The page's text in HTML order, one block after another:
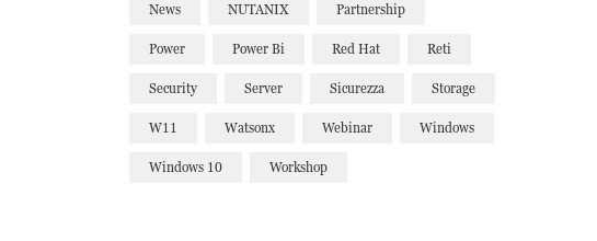
News NUTANIX Partnership
Power Power Bi Red Hat Reti
Security Server Sicurezza Storage
W11 Watsonx Webinar Windows
Windows 10 Workshop